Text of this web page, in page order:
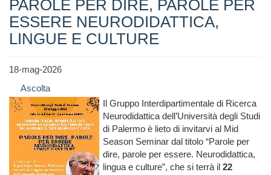
PAROLE PER DIRE, PAROLE PER
ESSERE NEURODIDATTICA,
LINGUE E CULTURE
18-mag-2026
Ascolta
Il Gruppo Interdipartimentale di Ricerca
Neurodidattica dell’Università degli Studi
di Palermo è lieto di invitarvi al Mid
Season Seminar dal titolo “Parole per
dire, parole per essere. Neurodidattica,
lingua e culture”, che si terrà il 22